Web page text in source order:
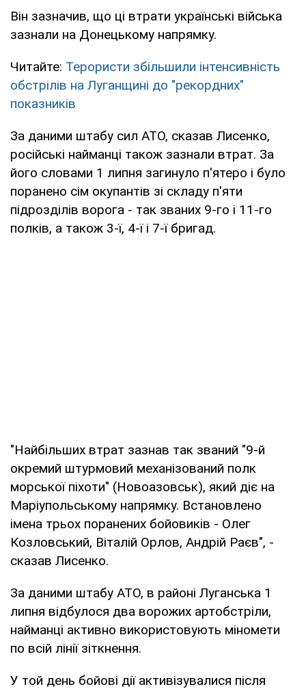
Він зазначив, що ці втрати українські війська
зазнали на Донецькому напрямку.
Читайте: Терористи збільшили інтенсивність
обстрілів на Луганщині до "рекордних"
показників
За даними штабу сил АТО, сказав Лисенко,
російські найманці також зазнали втрат. За
його словами 1 липня загинуло п'ятеро і було
поранено сім окупантів зі складу п'яти
підрозділів ворога - так званих 9-го і 11-го
полків, а також 3-ї, 4-ї і 7-ї бригад.
"Найбільших втрат зазнав так званий "9-й
окремий штурмовий механізований полк
морської піхоти" (Новоазовськ), який діє на
Маріупольському напрямку. Встановлено
імена трьох поранених бойовиків - Олег
Козловський, Віталій Орлов, Андрій Раєв", -
сказав Лисенко.
За даними штабу АТО, в районі Луганська 1
липня відбулося два ворожих артобстріли,
найманці активно використовують міномети
по всій лінії зіткнення.
У той день бойові дії активізувалися після